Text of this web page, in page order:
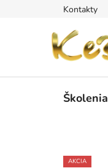
Kontakty
Školenia
AKCIA